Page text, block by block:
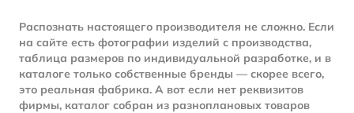
Распознать настоящего производителя не сложно. Если
на сайте есть фотографии изделий с производства,
таблица размеров по индивидуальной разработке, и в
каталоге только собственные бренды — скорее всего,
это реальная фабрика. А вот если нет реквизитов
фирмы, каталог собран из разноплановых товаров